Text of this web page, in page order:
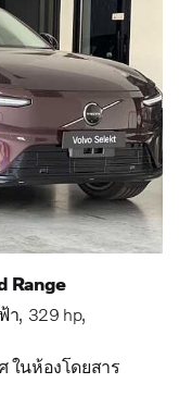
Range
า 329 hp
ในห้องโดยสาร